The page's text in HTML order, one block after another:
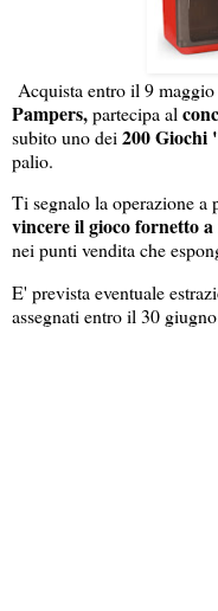
Acquista entro il 9
Pampers,partecipa al
subito uno dei 200 Giochi
palio.
Ti segnalo la operazione a
vincere il gioco fornetto
nei punti vendita che
E' prevista eventuale
assegnati entro il 30